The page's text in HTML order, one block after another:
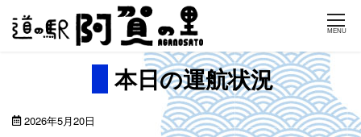
Skip
MENU
本日の運航状況
2026年5月20日